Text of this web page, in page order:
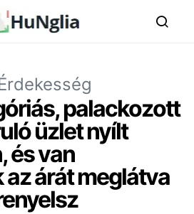
palackozott
üzlet nyílt
és van
árát meglátva